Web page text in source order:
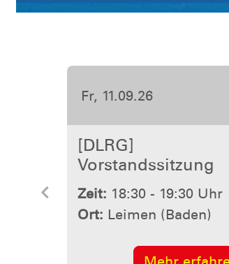
Ausbildung
Ort:Leimen (Baden)
Mehr erfahren